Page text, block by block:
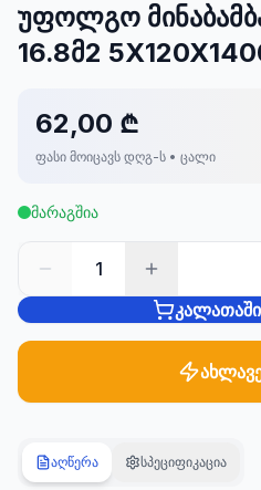
არ
გაქვთ
ანგარიში?
რეგისტრაცია
ᲙᲐᲢᲔᲒᲝᲠᲘᲔᲑᲘ
ბაღი და
701
პროდუქტი
უფოლგო
16.8მ2
62,00 ₾
ფასი მოიცავს დღგ-ს • ცალი
მარაგშია
1
აღწერა სპეციფიკაცია